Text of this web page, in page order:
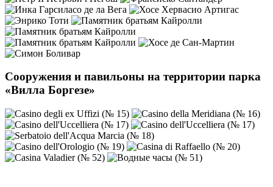
Сооружения и павильоны на территории парка
«Вилла Боргезе»